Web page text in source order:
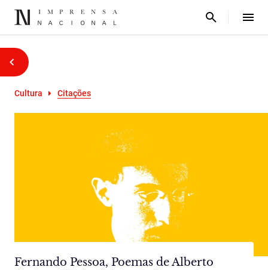
Cultura Citações
Fernando Pessoa, Poemas de Alberto